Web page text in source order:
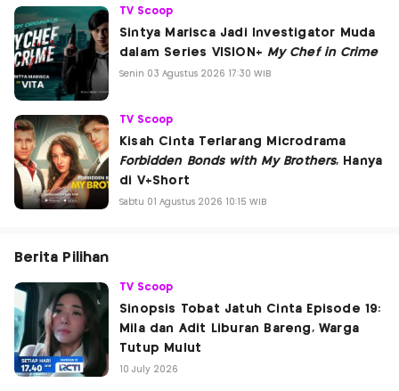
TV Scoop
Sintya Marisca Jadi Investigator Muda
dalam Series VISION+ My Chef in Crime
Senin 03 Agustus 2026 17:30 WIB
TV Scoop
Kisah Cinta Terlarang Microdrama
Forbidden Bonds with My Brothers, Hanya
di V+Short
Sabtu 01 Agustus 2026 10:15 WIB
Berita Pilihan
TV Scoop
Sinopsis Tobat Jatuh Cinta Episode 19:
Mila dan Adit Liburan Bareng, Warga
Tutup Mulut
10 July 2026